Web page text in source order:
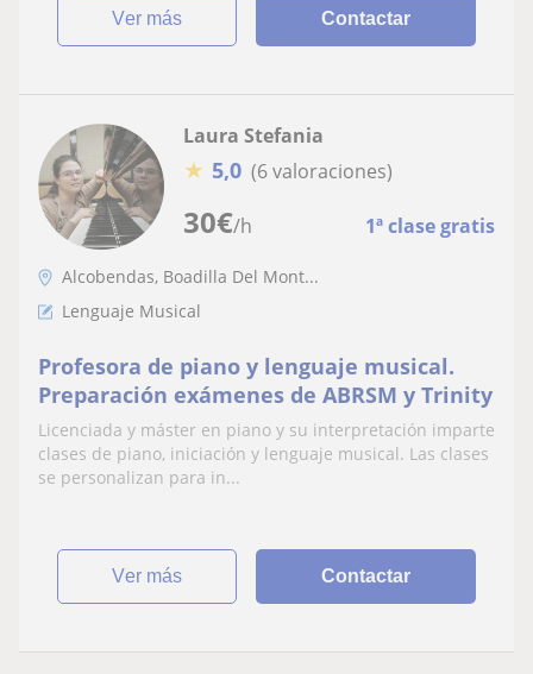
ver más Contactar
30€/h 1ª clase gratis
Laura Stefania
★ 5,0 (6 valoraciones)
Alcobendas, Boadilla Del Mont...
Lenguaje Musical
Profesora de piano y lenguaje musical.
Preparación exámenes de ABRSM y Trinity
Licenciada y máster en piano y su interpretación imparte
clases de piano, iniciación y lenguaje musical. Las clases
se personalizan para in...
ver más Contactar